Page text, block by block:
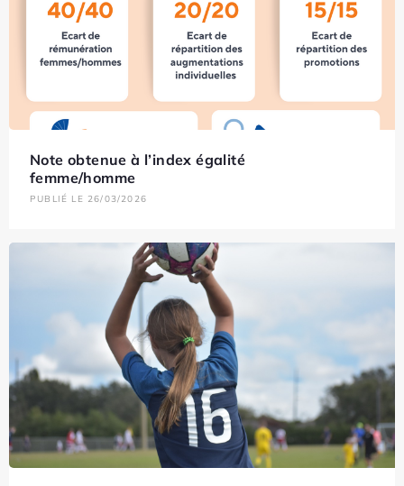
Note obtenue à l’index égalité
femme/homme
PUBLIÉ LE 26/03/2026